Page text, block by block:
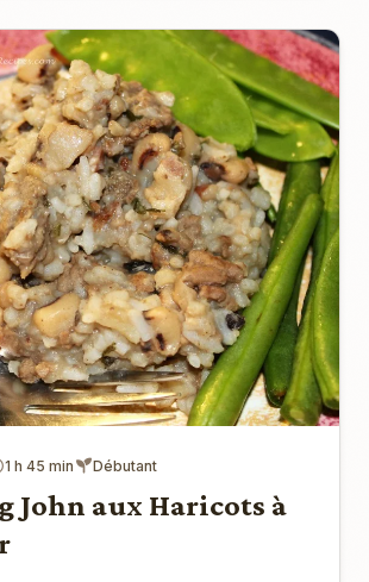
1 h 45 min Débutant
John aux Haricots à